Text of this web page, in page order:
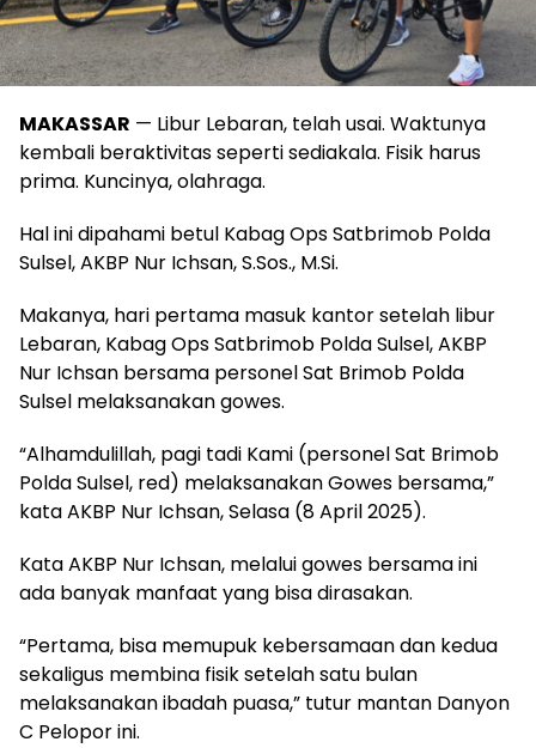
MAKASSAR — Libur Lebaran, telah usai. Waktunya
kembali beraktivitas seperti sediakala. Fisik harus
prima. Kuncinya, olahraga.
Hal ini dipahami betul Kabag Ops Satbrimob Polda
Sulsel, AKBP Nur Ichsan, S.Sos., M.Si.
Makanya, hari pertama masuk kantor setelah libur
Lebaran, Kabag Ops Satbrimob Polda Sulsel, AKBP
Nur Ichsan bersama personel Sat Brimob Polda
Sulsel melaksanakan gowes.
“Alhamdulillah, pagi tadi Kami (personel Sat Brimob
Polda Sulsel, red) melaksanakan Gowes bersama,”
kata AKBP Nur Ichsan, Selasa (8 April 2025).
Kata AKBP Nur Ichsan, melalui gowes bersama ini
ada banyak manfaat yang bisa dirasakan.
“Pertama, bisa memupuk kebersamaan dan kedua
sekaligus membina fisik setelah satu bulan
melaksanakan ibadah puasa,” tutur mantan Danyon
C Pelopor ini.